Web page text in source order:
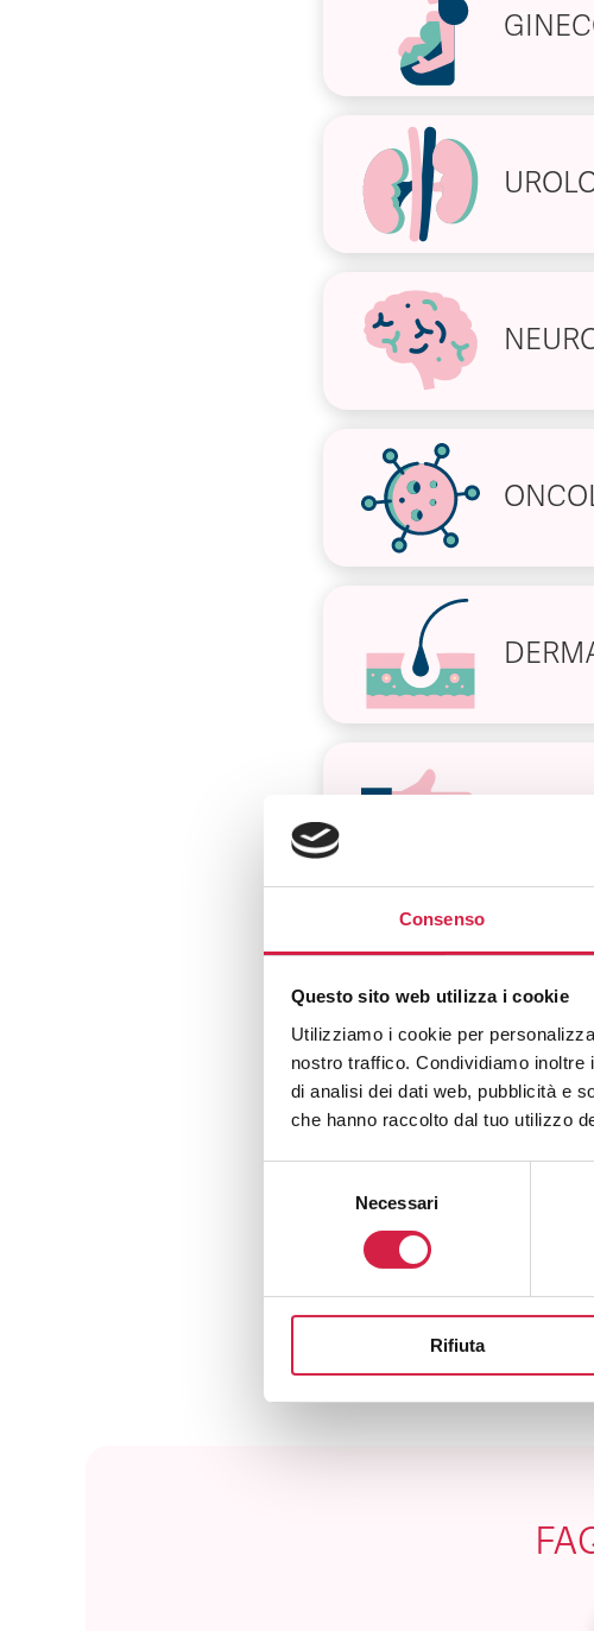
Consenso
Questo sito web utilizza i cookie
Utilizziamo i cookie per
nostro traffico. Condividiamo
di analisi dei dati web, pubblicità e
che hanno raccolto dal tuo utilizzo
Necessari
Rifiuta